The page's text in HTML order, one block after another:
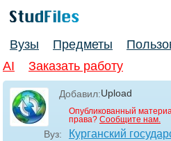
Вузы Предметы
AI
Заказать работу
Добавил:Upload
Опубликованный
права? Сообщите нам.
Вуз: Курганский